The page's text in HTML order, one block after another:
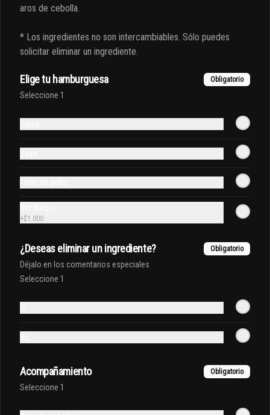
$6.000
Totebag Rubik blanca
$6.000
Conócenos
Zona de despacho
Redes sociales
aros de cebolla.
* Los ingredientes no son intercambiables. Sólo puedes
solicitar eliminar un ingrediente.
Elige tu hamburguesa Obligatorio
Seleccione 1
+$1.000
¿Deseas eliminar un ingrediente? Obligatorio
Déjalo en los comentarios especiales
Seleccione 1
Acompañamiento Obligatorio
Seleccione 1